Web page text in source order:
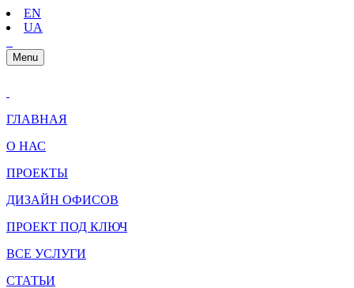
EN
UA
Menu
ГЛАВНАЯ
О НАС
ПРОЕКТЫ
ДИЗАЙН ОФИСОВ
ПРОЕКТ ПОД КЛЮЧ
ВСЕ УСЛУГИ
СТАТЬИ